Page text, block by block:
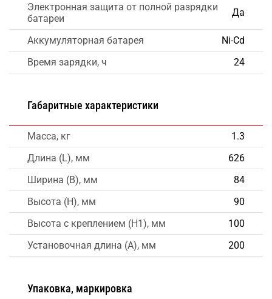
Электронная защита от полной разрядки
батареи
Да
Аккумуляторная батарея
Ni-Cd
Время зарядки, ч
24
Габаритные характеристики
Масса, кг
1.3
Длина (L), мм
626
Ширина (B), мм
84
Высота (H), мм
90
Высота с креплением (H1), мм
100
Установочная длина (A), мм
200
Упаковка, маркировка